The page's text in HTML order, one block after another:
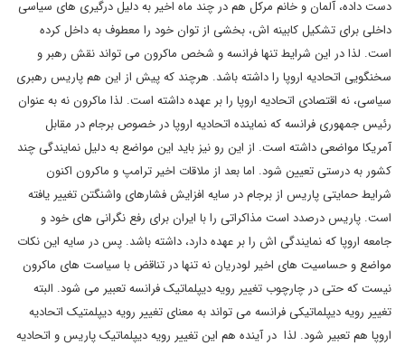
دست داده، آلمان و خانم مرکل هم در چند ماه اخیر به دلیل درگیری های سیاسی
داخلی برای تشکیل کابینه اش، بخشی از توان خود را معطوف به داخل کرده
است. لذا در این شرایط تنها فرانسه و شخص ماکرون می تواند نقش رهبر و
سخنگویی اتحادیه اروپا را داشته باشد. هرچند که پیش از این هم پاریس رهبری
سیاسی، نه اقتصادی اتحادیه اروپا را بر عهده داشته است. لذا ماکرون نه به عنوان
رئیس جمهوری فرانسه که نماینده اتحادیه اروپا در خصوص برجام در مقابل
آمریکا مواضعی داشته است. از این رو نیز باید این مواضع به دلیل نمایندگی چند
کشور به درستی تعیین شود. اما بعد از ملاقات اخیر ترامپ و ماکرون اکنون
شرایط حمایتی پاریس از برجام در سایه افزایش فشارهای واشنگتن تغییر یافته
است. پاریس درصدد است مذاکراتی را با ایران برای رفع نگرانی های خود و
جامعه اروپا که نمایندگی اش را بر عهده دارد، داشته باشد. پس در سایه این نکات
مواضع و حساسیت های اخیر لودریان نه تنها در تناقض با سیاست های ماکرون
نیست که حتی در چارچوب تغییر رویه دیپلماتیک فرانسه تعبیر می شود. البته
تغییر رویه دیپلماتیکی فرانسه می تواند به معنای تغییر رویه دیپلمتیک اتحادیه
اروپا هم تعبیر شود. لذا در آینده هم این تغییر رویه دیپلماتیک پاریس و اتحادیه